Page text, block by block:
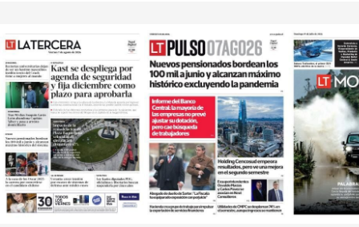
Opens in new window Opens in